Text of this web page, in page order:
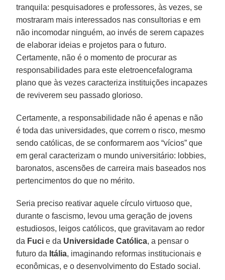
tranquila: pesquisadores e professores, às vezes, se
mostraram mais interessados nas consultorias e em
não incomodar ninguém, ao invés de serem capazes
de elaborar ideias e projetos para o futuro.
Certamente, não é o momento de procurar as
responsabilidades para este eletroencefalograma
plano que às vezes caracteriza instituições incapazes
de reviverem seu passado glorioso.
Certamente, a responsabilidade não é apenas e não
é toda das universidades, que correm o risco, mesmo
sendo católicas, de se conformarem aos “vícios” que
em geral caracterizam o mundo universitário: lobbies,
baronatos, ascensões de carreira mais baseados nos
pertencimentos do que no mérito.
Seria preciso reativar aquele círculo virtuoso que,
durante o fascismo, levou uma geração de jovens
estudiosos, leigos católicos, que gravitavam ao redor
da Fuci e da Universidade Católica, a pensar o
futuro da Itália, imaginando reformas institucionais e
econômicas, e o desenvolvimento do Estado social.